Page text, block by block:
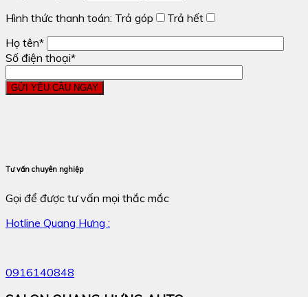
Hình thức thanh toán: Trả góp
Trả hết
Họ tên*
Số điện thoại*
Tư vấn chuyên nghiệp
Gọi để được tư vấn mọi thắc mắc
Hotline Quang Hưng :
0916140848